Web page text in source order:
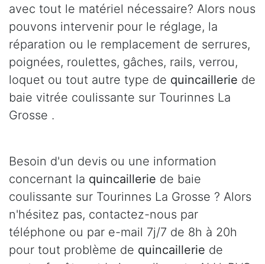
avec tout le matériel nécessaire? Alors nous
pouvons intervenir pour le réglage, la
réparation ou le remplacement de serrures,
poignées, roulettes, gâches, rails, verrou,
loquet ou tout autre type de quincaillerie de
baie vitrée coulissante sur Tourinnes La
Grosse .
Besoin d'un devis ou une information
concernant la quincaillerie de baie
coulissante sur Tourinnes La Grosse ? Alors
n'hésitez pas, contactez-nous par
téléphone ou par e-mail 7j/7 de 8h à 20h
pour tout problème de quincaillerie de